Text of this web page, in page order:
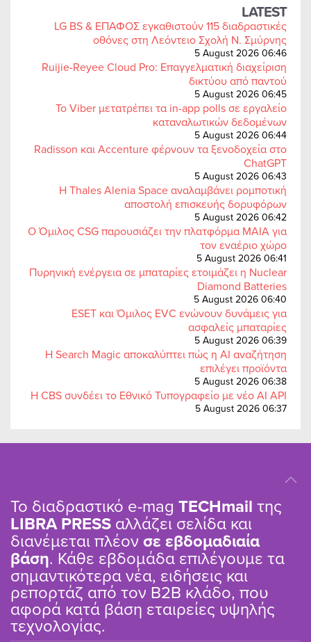
LATEST
LG BS & ΕΠΑΦΟΣ εγκαθιστούν 115 διαδραστικές
οθόνες στη Λεόντειο Σχολή Ν. Σμύρνης
5 August 2026 06:46
Ruijie-Reyee Cloud Pro: Επαγγελματική διαχείριση
δικτύου από παντού
5 August 2026 06:45
Το Viber μετατρέπει τα in-app polls σε εργαλείο
καταναλωτικών δεδομένων
5 August 2026 06:44
Radisson και Accenture φέρνουν τα ξενοδοχεία στο
ChatGPT
5 August 2026 06:43
Η Thales Alenia Space αναλαμβάνει ρομποτική
αποστολή επισκευής δορυφόρων
5 August 2026 06:42
Ο Όμιλος CSG παρουσιάζει την πλατφόρμα MAIA για
τον εναέριο χώρο
5 August 2026 06:41
Πυρηνική ενέργεια σε μπαταρίες ετοιμάζει η Nuclear
Diamond Batteries
5 August 2026 06:40
ESET και Όμιλος EVC ενώνουν δυνάμεις για
ασφαλείς μπαταρίες
5 August 2026 06:39
Η Search Magic αποκαλύπτει πώς η AI αναζήτηση
επιλέγει προϊόντα
5 August 2026 06:38
Η CBS συνδέει το Εθνικό Τυπογραφείο με νέο AI API
5 August 2026 06:37
Το διαδραστικό e-mag TΕCHmail της
LIBRA PRESS αλλάζει σελίδα και
διανέμεται πλέον σε εβδομαδιαία
βάση. Κάθε εβδομάδα επιλέγουμε τα
σημαντικότερα νέα, ειδήσεις και
ρεπορτάζ από τον B2B κλάδο, που
αφορά κατά βάση εταιρείες υψηλής
τεχνολογίας.